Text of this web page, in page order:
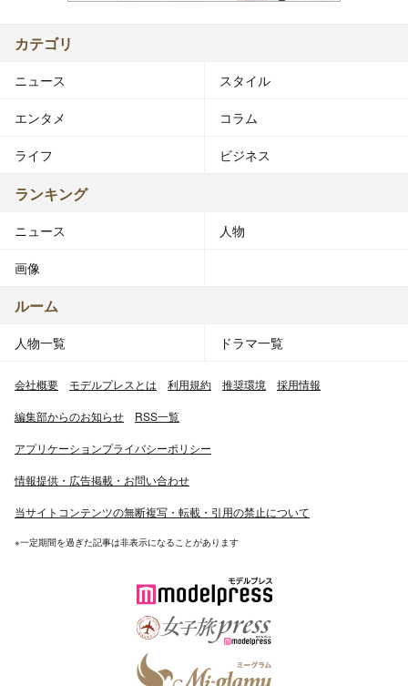
カテゴリ
ニュース スタイル
エンタメ コラム
ライフ ビジネス
ランキング
ニュース 人物
画像
ルーム
人物一覧 ドラマ一覧
会社概要 モデルプレスとは 利用規約 推奨環境 採用情報
編集部からのお知らせ RSS一覧
アプリケーションプライバシーポリシー
情報提供・広告掲載・お問い合わせ
当サイトコンテンツの無断複写・転載・引用の禁止について
※一定期間を過ぎた記事は非表示になることがあります